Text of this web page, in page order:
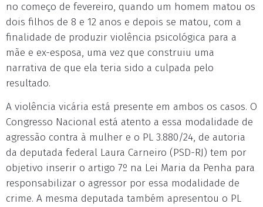
no começo de fevereiro, quando um homem matou os
dois filhos de 8 e 12 anos e depois se matou, com a
finalidade de produzir violência psicológica para a
mãe e ex-esposa, uma vez que construiu uma
narrativa de que ela teria sido a culpada pelo
resultado.
A violência vicária está presente em ambos os casos. O
Congresso Nacional está atento a essa modalidade de
agressão contra à mulher e o PL 3.880/24, de autoria
da deputada federal Laura Carneiro (PSD-RJ) tem por
objetivo inserir o artigo 7º na Lei Maria da Penha para
responsabilizar o agressor por essa modalidade de
crime. A mesma deputada também apresentou o PL